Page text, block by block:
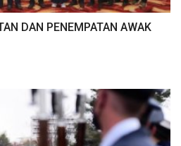
DAN PENEMPATAN AWAK